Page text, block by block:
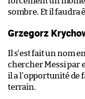
sombre. Et il faudra
Grzegorz
Il s’est fait un nom
chercher Messi par
il a l’opportunité de
terrain.